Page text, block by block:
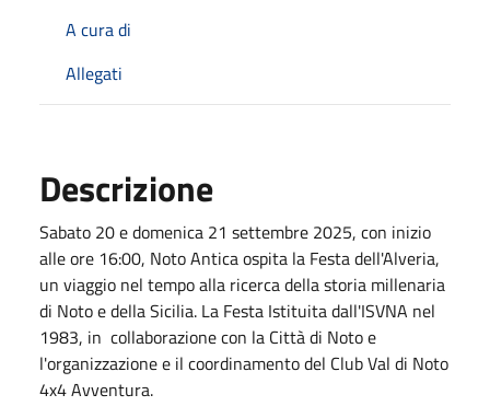
A cura di
Allegati
Descrizione
Sabato 20 e domenica 21 settembre 2025, con inizio
alle ore 16:00, Noto Antica ospita la Festa dell'Alveria,
un viaggio nel tempo alla ricerca della storia millenaria
di Noto e della Sicilia. La Festa Istituita dall'ISVNA nel
1983, in collaborazione con la Città di Noto e
l'organizzazione e il coordinamento del Club Val di Noto
4x4 Avventura.